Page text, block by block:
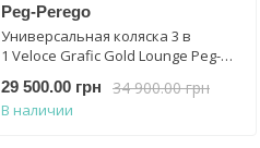
Peg-Perego
Универсальная коляска 3 в
1 Veloce Grafic Gold Lounge Peg-
34 900.00 грн
29 500.00 грн
В наличии